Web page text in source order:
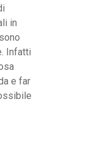
in
Infatti
e far